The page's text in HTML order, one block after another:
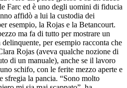
Farc ed è uno degli uomini di fiducia
affidò a lui la custodia dei
esempio, la Rojas e la Betancourt.
ma fa di tutto per mostrare un
per esempio racconta che
Rojas (aveva qualche nozione di
di un manuale), anche se il lavoro
schifo, con le ferite mezzo aperte e
sfregia la pancia. “Sono molto